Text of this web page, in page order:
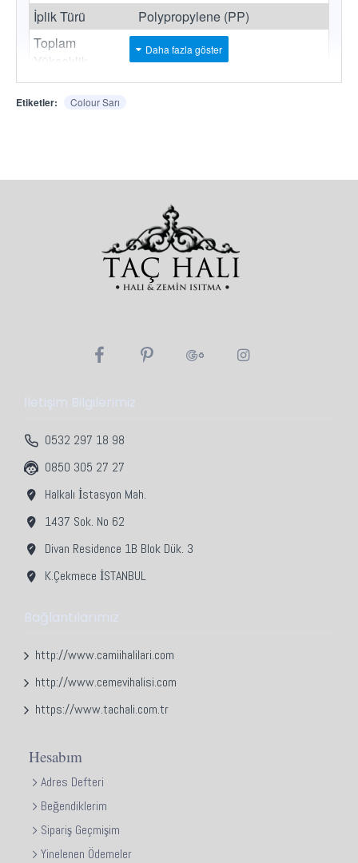
İplik Türü
Polypropylene (PP)
Toplam
Yükseklik
5,2 mm.
Toplam Ağırlık
3.300 gr/m2
Paket içeriği (Adeti) bozulmadan kutu bazında
satılır. Metrekare / fire hesaplamalarınızı ona
göre yapınız.
da olsa ton farkı olabilir.
iade ve değişim yapılmamaktadır.
Etiketler: Colour Sarı
İletişim Bilgilerimiz
0532 297 18 98
0850 305 27 27
Halkalı İstasyon Mah.
1437 Sok. No 62
Divan Residence 1B Blok Dük. 3
K.Çekmece İSTANBUL
Bağlantılarımız
http://www.camiihalilari.com
http://www.cemevihalisi.com
https://www.tachali.com.tr
Hesabım
Adres Defteri
Beğendiklerim
Sipariş Geçmişim
Yinelenen Ödemeler